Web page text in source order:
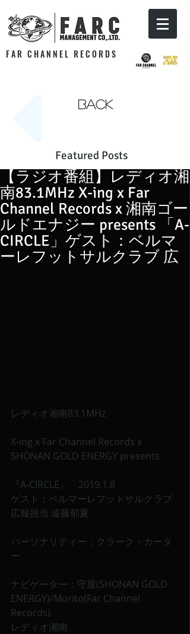
F A R C H A N N E L R E C O R D S
Back
Featured Posts
【ラジオ番組】レディオ湘
南83.1MHz X-ing x Far
Channel Records x 湘南ゴー
ルドエナジー presents 「A-
CIRCLE」ゲスト：ベルマ
ーレフットサルクラブ 広
レディオ湘南83.1MHz
X-ing x Far Channel Records x
SHONAN GOLD ENERGY presents
『A-CIRCLE』　2019.1.8
ゲスト：ベルマーレフットサルクラブ
広報担当 遠藤郁夏
パーソナリティー：クラーク・カータ
ー
ナビゲーター：守屋(SHONAN GOLD
ENERGY)/Morito(Far Channel
Records)
レディオ湘南